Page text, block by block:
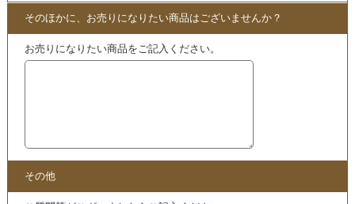
苫米地英人DVDの 買取 スペシャルページ